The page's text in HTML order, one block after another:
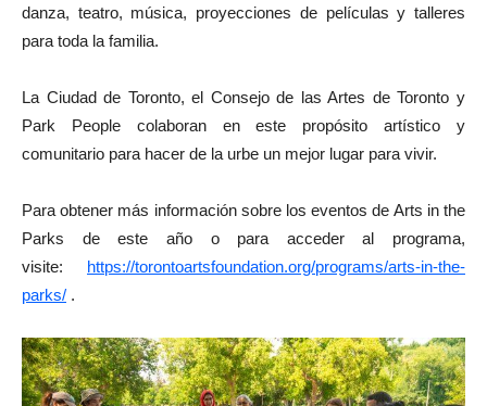
danza, teatro, música, proyecciones de películas y talleres
para toda la familia.
La Ciudad de Toronto, el Consejo de las Artes de Toronto y
Park People colaboran en este propósito artístico y
comunitario para hacer de la urbe un mejor lugar para vivir.
Para obtener más información sobre los eventos de Arts in the
Parks de este año o para acceder al programa,
visite: https://torontoartsfoundation.org/programs/arts-in-the-
parks/ .